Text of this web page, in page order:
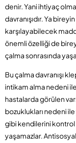
denir. Yani ihtiyaç
davranışıdır. Ya
karşılayabilecek
önemli özelliği de
çalma sonrasında
Bu çalma davranışı
intikam alma nedeni
hastalarda görülen
bozuklukları nedeni
gibi kendilerini
yaşamazlar.